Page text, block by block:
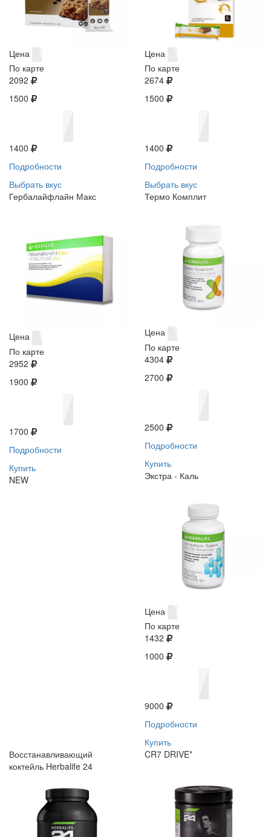
Цена
По карте
2092
1500
1400
Подробности
Выбрать вкус
Цена
По карте
2674
1500
1400
Подробности
Выбрать вкус
Гербалайфлайн Макс
Цена
По карте
2952
1900
1700
Подробности
Купить
NEW
Термо Комплит
Цена
По карте
4304
2700
2500
Подробности
Купить
Экстра - Каль
Цена
По карте
1432
1000
9000
Подробности
Купить
Восстанавливающий
коктейль Herbalife 24
CR7 DRIVE*